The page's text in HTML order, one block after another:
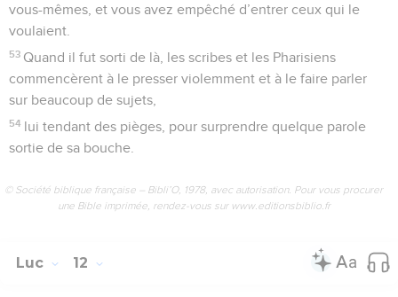
vous-mêmes, et vous avez empêché d’entrer ceux qui le
voulaient.
53 Quand il fut sorti de là, les scribes et les Pharisiens
commencèrent à le presser violemment et à le faire parler
sur beaucoup de sujets,
54 lui tendant des pièges, pour surprendre quelque parole
sortie de sa bouche.
© Société biblique française – Bibli’O, 1978, avec autorisation. Pour vous procurer
une Bible imprimée, rendez-vous sur www.editionsbiblio.fr
Luc 12